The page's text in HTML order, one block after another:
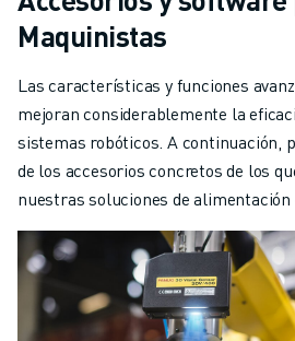
Maquinistas
Las características y funciones
mejoran considerablemente la
sistemas robóticos. A continuación,
de los accesorios concretos de los
nuestras soluciones de alimentación